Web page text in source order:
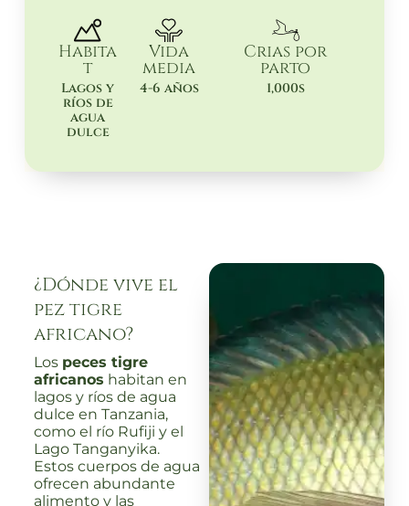
Habita
t
Lagos y
ríos de
agua
dulce
Vida
media
4-6 años
Crias por
parto
1,000s
¿Dónde vive el
pez tigre
africano?
Los peces tigre
africanos habitan en
lagos y ríos de agua
dulce en Tanzania,
como el río Rufiji y el
Lago Tanganyika.
Estos cuerpos de agua
ofrecen abundante
alimento y las